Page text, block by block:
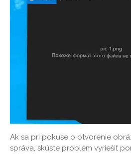
Ak sa pri pokuse o otvorenie
správa, skúste problém vyriešiť